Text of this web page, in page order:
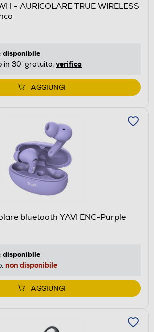
- AURICOLARE TRUE WIRELESS
disponibile
in 30' gratuito: verifica
AGGIUNGI
bluetooth YAVI ENC-Purple
disponibile
non disponibile
AGGIUNGI